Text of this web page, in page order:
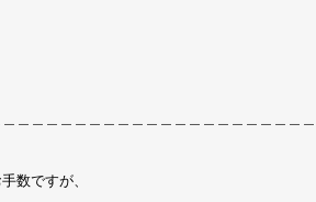
数ですが、